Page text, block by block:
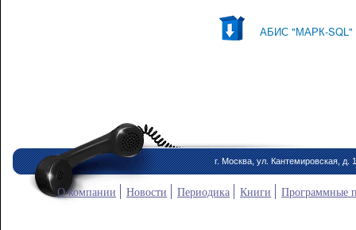
АБИС "МАРК-SQL" -
г. Москва, ул. Кантемировская, д.
О компании Новости Периодика Книги Программные